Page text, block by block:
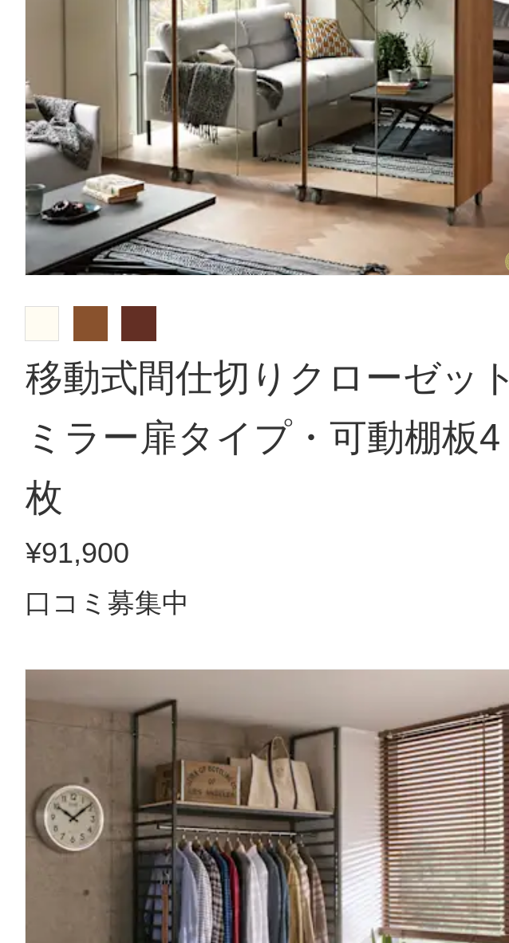
移動式間仕切りクローゼット
ミラー扉タイプ・可動棚板4
枚
¥91,900
口コミ募集中